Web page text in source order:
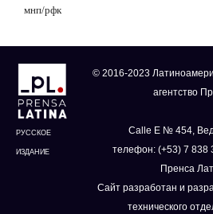
мнп/рфк
РУССКОЕ
ИЗДАНИЕ
© 2016-2023
агентство
Calle E № 454,
телефон: (+53) 7 838
Пренса
Сайт разработан и
технического